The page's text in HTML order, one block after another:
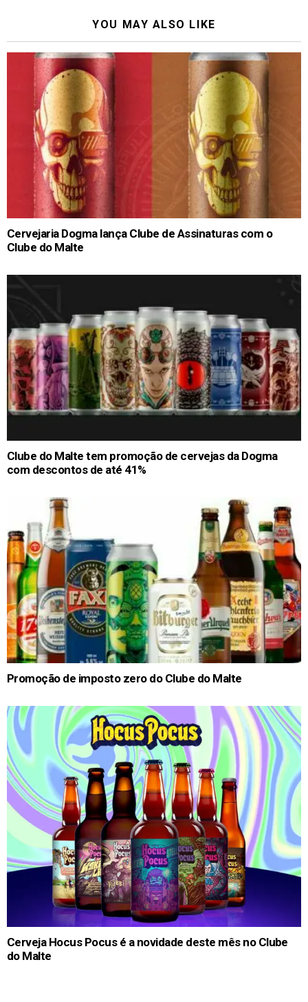
YOU MAY ALSO LIKE
Cervejaria Dogma lança Clube de Assinaturas com o
Clube do Malte
Clube do Malte tem promoção de cervejas da Dogma
com descontos de até 41%
Promoção de imposto zero do Clube do Malte
Cerveja Hocus Pocus é a novidade deste mês no Clube
do Malte